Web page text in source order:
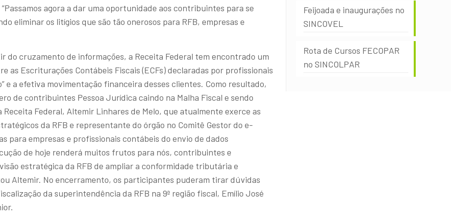
agora a dar uma oportunidade aos contribuintes para se
eliminar os litígios que são tão onerosos para RFB, empresas e
do cruzamento de informações, a Receita Federal tem encontrado um
as Escriturações Contábeis Fiscais (ECFs) declaradas por profissionais
e a efetiva movimentação financeira desses clientes. Como resultado,
de contribuintes Pessoa Jurídica caindo na Malha Fiscal e sendo
Federal, Altemir Linhares de Melo, que atualmente exerce as
da RFB e representante do órgão no Comitê Gestor do e-
para empresas e profissionais contábeis do envio de dados
de hoje renderá muitos frutos para nós, contribuintes e
estratégica da RFB de ampliar a conformidade tributária e
Altemir. No encerramento, os participantes puderam tirar dúvidas
da superintendência da RFB na 9ª região fiscal, Emílio José
Feijoada e inaugurações no
SINCOVEL
Rota de Cursos FECOPAR
no SINCOLPAR